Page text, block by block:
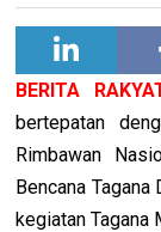
BERITA
bertepatan
Rimbawan
Bencana
kegiatan Tagana